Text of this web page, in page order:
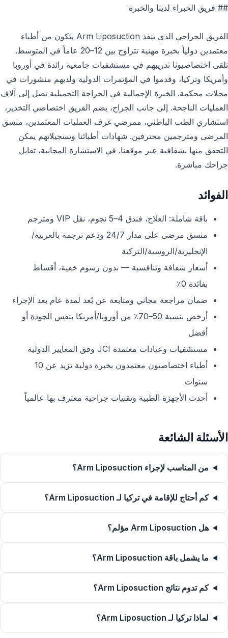
## فريق الخبراء لدينا والخبرة
الفريق الجراحي الذي ينفذ Arm Liposuction يتكون من أطباء
معتمدين دولياً بخبرة مهنية تتراوح بين 12–20 عاماً في المتوسط.
تلقى اختصاصيونا تدريبهم في مستشفيات جامعية رائدة في أوروبا
وأمريكا وتركيا، وقدموا في المؤتمرات الدولية ولديهم منشورات في
مجلات محكمة. الخبرة الإجمالية في الجراحة التجميلية تصل إلى آلاف
العمليات الناجحة. إلى جانب الجراح، يضم الفريق اختصاصي التخدير،
استشاري الطب الباطني، ممرضي غرف العمليات المعتمدين، منسق
المرضى ومترجمين محترفين. شهادات أطبائنا وتسجيلاتهم يمكن
التحقق منها بشفافية عبر موقعنا. في الاستشارة المجانية، تقابل
جراحك مباشرة.
الفوائد
باقة شاملة: العلاج، فندق 4–5 نجوم، نقل VIP ومترجم
منسق مرضى على مدار 24/7 ودعم ترجمة بالعربية/
الإنجليزية/الروسية/التركية
أسعار شفافة وتنافسية — بدون رسوم خفية، أقساط
بفائدة 0٪
ضمان مراجعة مجاني ومتابعة عن بُعد لمدة عام بعد الإجراء
أرخص بنسبة 50–70٪ من أوروبا/أمريكا بنفس الجودة أو
أفضل
مستشفيات وعيادات معتمدة JCI وفق المعايير الدولية
أطباء اختصاصيون معتمدون بخبرة دولية تزيد عن 10
سنوات
أحدث الأجهزة الطبية وتقنيات جراحية معترف بها عالمياً
الأسئلة الشائعة
من المناسب لإجراء Arm Liposuction؟
كم أحتاج للإقامة في تركيا لـ Arm Liposuction؟
هل Arm Liposuction مؤلم؟
ما يشمل باقة Arm Liposuction؟
كم تدوم نتائج Arm Liposuction؟
لماذا تركيا لـ Arm Liposuction؟